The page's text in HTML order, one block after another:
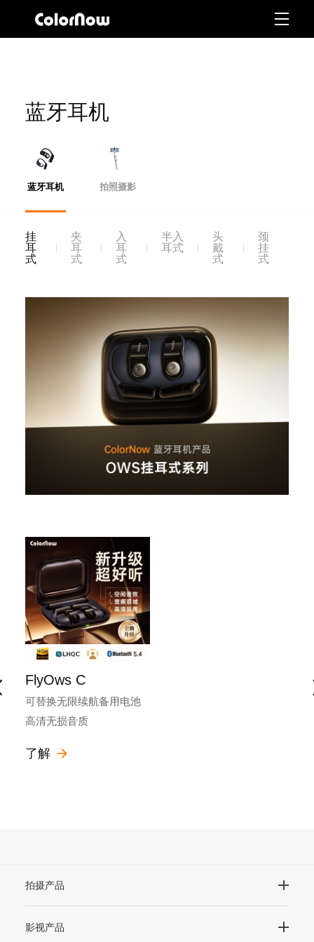
蓝牙耳机
蓝牙耳机 拍照摄影
挂
耳
式
夹
耳
式
入
耳
式
半入
耳式
头
戴
式
颈
挂
式
FlyOws C
可替换无限续航备用电池
高清无损音质
了解
拍摄产品
影视产品